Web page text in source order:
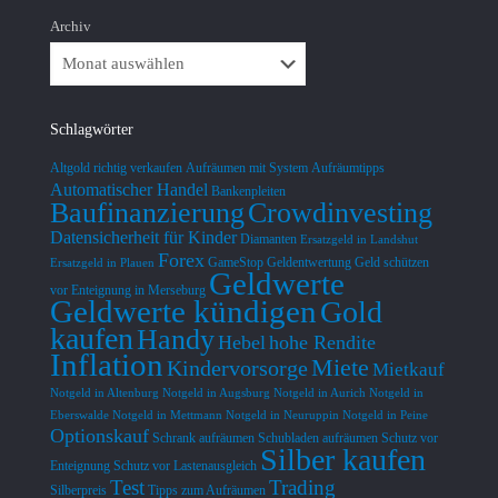
Archiv
Schlagwörter
Altgold richtig verkaufen Aufräumen mit System Aufräumtipps
Automatischer Handel Bankenpleiten
BaufinanzierungCrowdinvesting
Datensicherheit für Kinder Diamanten Ersatzgeld in Landshut
Ersatzgeld in Plauen Forex GameStop Geldentwertung Geld schützen
vor Enteignung in Merseburg Geldwerte
Geldwerte kündigenGold
kaufenHandyHebelhohe Rendite
Inflation KindervorsorgeMiete Mietkauf
Notgeld in Altenburg Notgeld in Augsburg Notgeld in Aurich Notgeld in
Eberswalde Notgeld in Mettmann Notgeld in Neuruppin Notgeld in Peine
Optionskauf Schrank aufräumen Schubladen aufräumen Schutz vor
Enteignung Schutz vor Lastenausgleich Silber kaufen
Silberpreis Test Tipps zum Aufräumen Trading